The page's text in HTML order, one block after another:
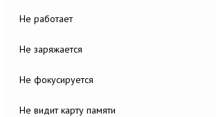
Не работает
Не заряжается
Не фокусируется
Не видит карту памяти